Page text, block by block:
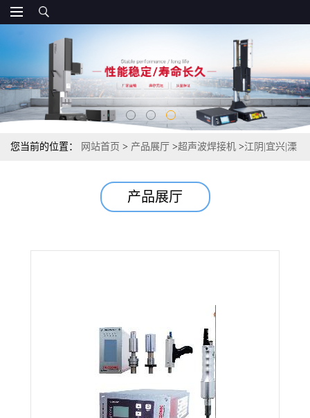
您当前的位置： 网站首页 > 产品展厅 >超声波焊接机 >江阴|宜兴|溧
产品展厅